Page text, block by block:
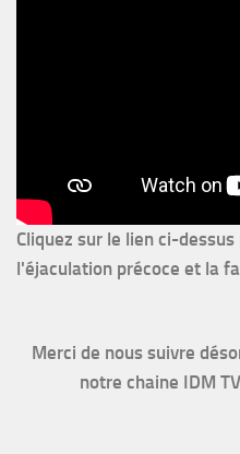
Cliquez sur le lien ci-dessus
l'éjaculation précoce et la
Merci de nous suivre
notre chaine IDM